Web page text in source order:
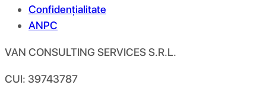
Confidențialitate
ANPC
VAN CONSULTING SERVICES S.R.L.
CUI: 39743787